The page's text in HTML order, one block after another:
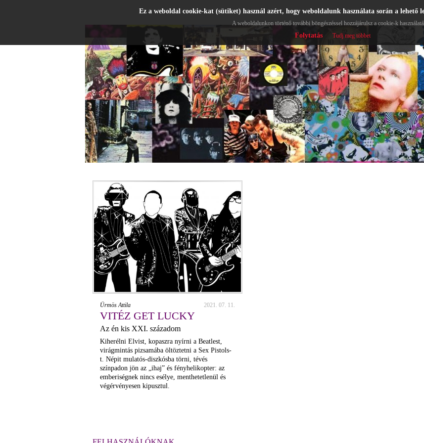
Ürmös Attila 2021. 07. 11.
VITÉZ GET LUCKY
Az én kis XXI. századom
Kiherélni Elvist, kopaszra nyírni a Beatlest,
virágmintás pizsamába öltöztetni a Sex Pistols-
t. Népit mulatós-diszkósba törni, tévés
színpadon jön az „ihaj” és fényhelikopter: az
emberiségnek nincs esélye, menthetetlenül és
végérvényesen kipusztul.
Ez a weboldal cookie-kat (sütiket) használ azért, hogy weboldalunk használata során a
A weboldalunkon történő további böngészéssel hozzájárulsz a cookie-k
Folytatás Tudj meg többet